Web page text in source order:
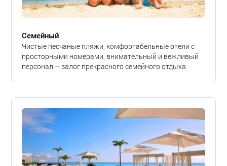
Семейный
Чистые песчаные пляжи, комфортабельные отели с
просторными номерами, внимательный и вежливый
персонал – залог прекрасного семейного отдыха.